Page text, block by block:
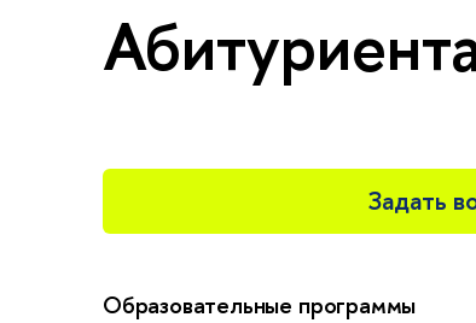
Задать
Образовательные программы